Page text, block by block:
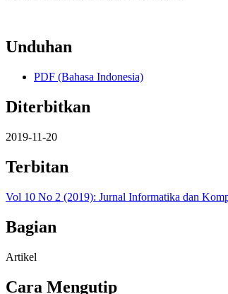
Unduhan
PDF (Bahasa Indonesia)
Diterbitkan
2019-11-20
Terbitan
Vol 10 No 2 (2019): Jurnal Informatika dan
Bagian
Artikel
Cara Mengutip